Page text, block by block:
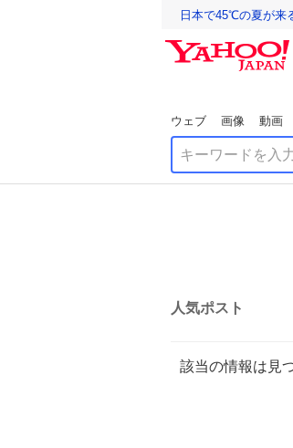
日本で45℃の夏が来
ウェブ 画像 動画
人気ポスト
該当の情報は見